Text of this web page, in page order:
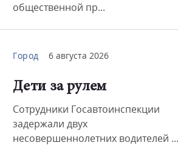
общественной пр...
Город 6 августа 2026
Дети за рулем
Сотрудники Госавтоинспекции
задержали двух
несовершеннолетних водителей ...